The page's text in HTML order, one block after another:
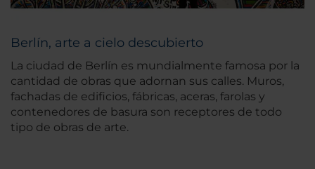
Berlín, arte a cielo descubierto
La ciudad de Berlín es mundialmente famosa por la
cantidad de obras que adornan sus calles. Muros,
fachadas de edificios, fábricas, aceras, farolas y
contenedores de basura son receptores de todo
tipo de obras de arte.